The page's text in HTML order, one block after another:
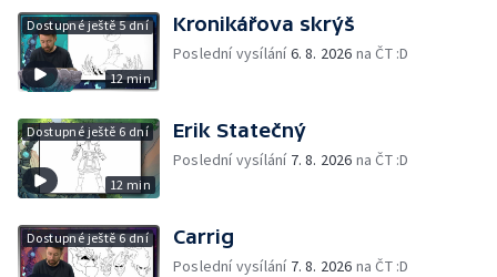
Dostupné ještě 5 dní
12 min
Kronikářova skrýš
Poslední vysílání6. 8. 2026 na ČT :D
Dostupné ještě 6 dní
12 min
Erik Statečný
Poslední vysílání 7. 8. 2026 na ČT :D
Dostupné ještě 6 dní Carrig
Poslední vysílání 7. 8. 2026 na ČT :D